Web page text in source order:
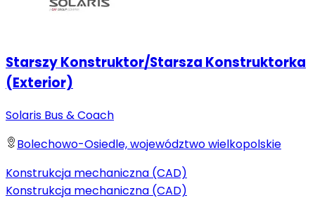
Starszy Konstruktor/Starsza Konstruktorka
(Exterior)
Solaris Bus & Coach
Bolechowo-Osiedle, województwo wielkopolskie
Konstrukcja mechaniczna (CAD)
Konstrukcja mechaniczna (CAD)